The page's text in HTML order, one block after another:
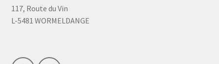
117, Route du Vin
L-5481 WORMELDANGE